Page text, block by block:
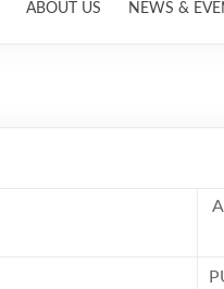
ABOUT US NEWS &